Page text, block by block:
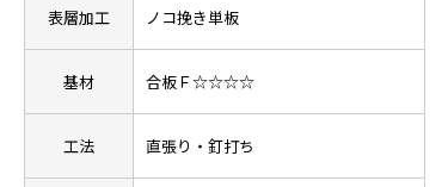
表層加工 ノコ挽き単板
基材 合板Ｆ☆☆☆☆
工法 直張り・釘打ち